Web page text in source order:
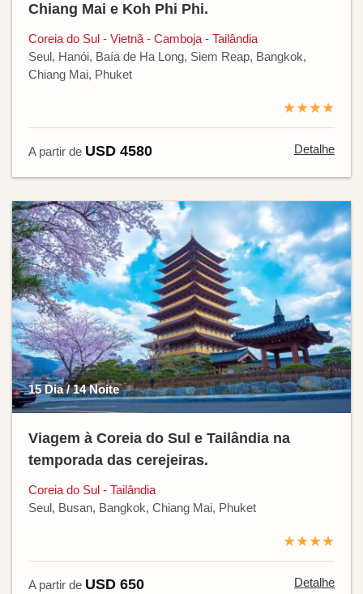
Chiang Mai e Koh Phi Phi.
Coreia do Sul - Vietnã - Camboja - Tailândia
Seul, Hanói, Baía de Ha Long, Siem Reap, Bangkok,
Chiang Mai, Phuket
★★★★
A partir de USD 4580 Detalhe
15 Dia / 14 Noite
Viagem à Coreia do Sul e Tailândia na
temporada das cerejeiras.
Coreia do Sul - Tailândia
Seul, Busan, Bangkok, Chiang Mai, Phuket
★★★★
A partir de USD 650 Detalhe